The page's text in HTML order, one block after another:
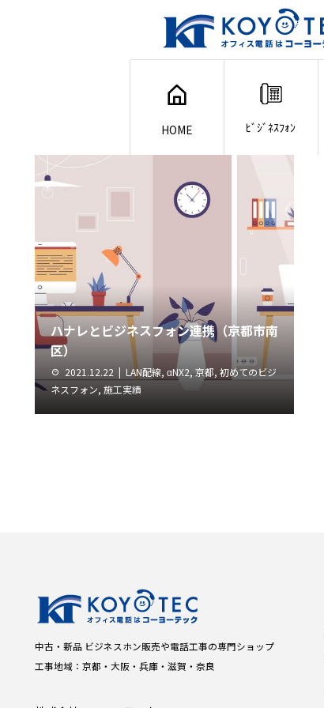
HOME ﾋﾞｼﾞﾈｽﾌｫﾝ
ハナレとビジネスフォン連携（京都市南
区）
2021.12.22 LAN配線, αNX2,京都, 初めてのビジ
ネスフォン, 施工実績
中古・新品 ビジネスホン販売や電話工事の専門ショップ
工事地域：京都・大阪・兵庫・滋賀・奈良